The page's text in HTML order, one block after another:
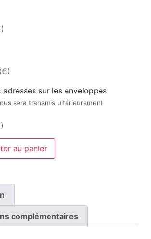
adresses sur les enveloppes
sera transmis ultérieurement
au panier
complémentaires